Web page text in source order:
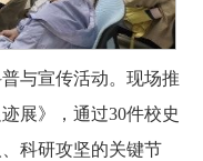
与宣传活动。现场推
展》，通过30件校史
科研攻坚的关键节